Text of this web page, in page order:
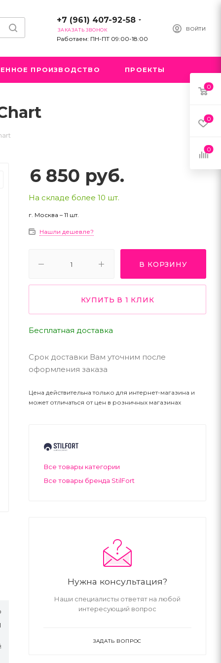
ВОЙТИ
+7 (961) 407-92-58
ЗАКАЗАТЬ ЗВОНОК
Работаем: ПН-ПТ 09:00-18:00
ПРОИЗВОДСТВО ПРОЕКТЫ
6 850 руб.
На складе более 10 шт.
г. Москва – 11 шт.
Нашли дешевле?
В КОРЗИНУ
КУПИТЬ В 1 КЛИК
Бесплатная доставка
Срок доставки Вам уточним после
оформления заказа
Цена действительна только для интернет-магазина и
может отличаться от цен в розничных магазинах
Все товары категории
Все товары бренда StilFort
Нужна консультация?
Наши специалисты ответят на любой
интересующий вопрос
ЗАДАТЬ ВОПРОС
0
0
0